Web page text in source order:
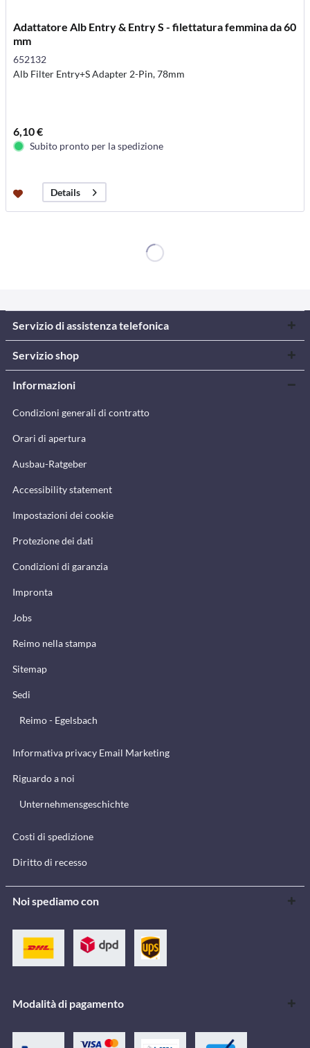
Adattatore Alb Entry & Entry S - filettatura femmina da 60
mm
652132
Alb Filter Entry+S Adapter 2-Pin, 78mm
6,10 €
Subito pronto per la spedizione
Details
Servizio di assistenza telefonica
Servizio shop
Informazioni
Condizioni generali di contratto
Orari di apertura
Ausbau-Ratgeber
Accessibility statement
Impostazioni dei cookie
Protezione dei dati
Condizioni di garanzia
Impronta
Jobs
Reimo nella stampa
Sitemap
Sedi
Reimo - Egelsbach
Informativa privacy Email Marketing
Riguardo a noi
Unternehmensgeschichte
Costi di spedizione
Diritto di recesso
Noi spediamo con
Modalità di pagamento